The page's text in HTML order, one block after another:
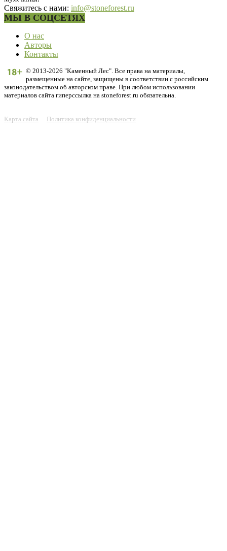
Свяжитесь с нами: info@stoneforest.ru
МЫ В СОЦСЕТЯХ
О нас
Авторы
Контакты
© 2013-2026 "Каменный Лес". Все права на материалы,
размещенные на сайте, защищены в соответствии с российским
законодательством об авторском праве. При любом использовании
материалов сайта гиперссылка на stoneforest.ru обязательна.
Карта сайта Политика конфиденциальности